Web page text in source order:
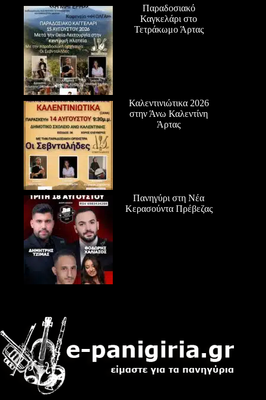
Παραδοσιακό
Καγκελάρι στο
Τετράκωμο Άρτας
Καλεντινιώτικα 2026
στην Άνω Καλεντίνη
Άρτας
Πανηγύρι στη Νέα
Κερασούντα Πρέβεζας